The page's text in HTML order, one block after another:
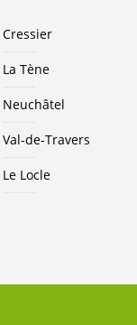
Cressier
La Tène
Neuchâtel
Val-de-Travers
Le Locle